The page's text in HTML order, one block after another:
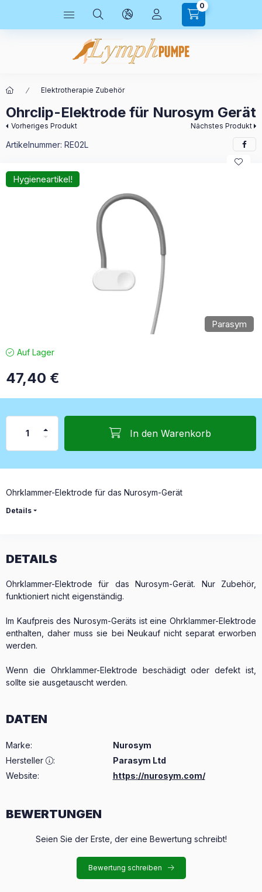
0
Elektrotherapie Zubehör
Ohrclip-Elektrode für Nurosym Gerät
Vorheriges Produkt Nächstes Produkt
Artikelnummer: RE02L
Hygieneartikel!
Parasym
Auf Lager
47,40 €
In den Warenkorb
Ohrklammer-Elektrode für das Nurosym-Gerät
Details
DETAILS
Ohrklammer-Elektrode für das Nurosym-Gerät. Nur Zubehör,
funktioniert nicht eigenständig.
Im Kaufpreis des Nurosym-Geräts ist eine Ohrklammer-Elektrode
enthalten, daher muss sie bei Neukauf nicht separat erworben
werden.
Wenn die Ohrklammer-Elektrode beschädigt oder defekt ist,
sollte sie ausgetauscht werden.
DATEN
Marke:
Nurosym
Hersteller
:
Parasym Ltd
Website:
https://nurosym.com/
BEWERTUNGEN
Seien Sie der Erste, der eine Bewertung schreibt!
Bewertung schreiben